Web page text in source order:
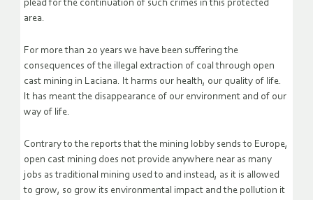
plead for the continuation of such crimes in this protected
area.
For more than 20 years we have been suffering the
consequences of the illegal extraction of coal through open
cast mining in Laciana. It harms our health, our quality of life.
It has meant the disappearance of our environment and of our
way of life.
Contrary to the reports that the mining lobby sends to Europe,
open cast mining does not provide anywhere near as many
jobs as traditional mining used to and instead, as it is allowed
to grow, so grow its environmental impact and the pollution it